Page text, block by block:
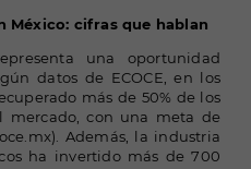
México: cifras que hablan
una oportunidad
datos de ECOCE, en los
más de 50% de los
mercado, con una meta de
). Además, la industria
ha invertido más de 700